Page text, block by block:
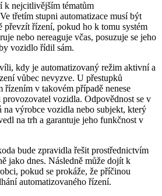
k nejcitlivějším tématům
třetím stupni automatizace musí být
převzít řízení, pokud ho k tomu systém
nebo nereaguje včas, posuzuje se jeho
vozidlo řídil sám.
kdy je automatizovaný režim aktivní a
vůbec nevyzve. U přestupků
řízením v takovém případě nenese
vozidla. Odpovědnost se v
na výrobce vozidla nebo subjekt, který
na trh a garantuje jeho funkčnost v
bude zpravidla řešit prostřednictvím
jako dnes. Následně může dojít k
pokud se prokáže, že příčinou
automatizovaného řízení.